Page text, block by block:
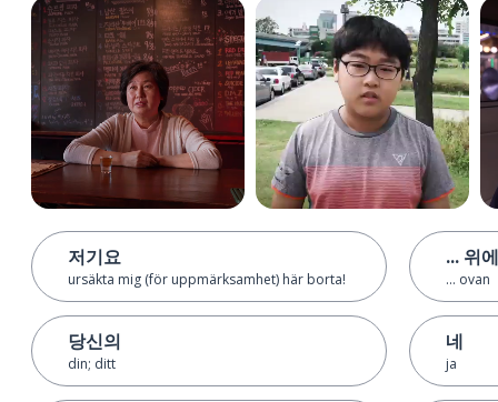
저기요
ursäkta mig (för uppmärksamhet) här borta!
당신의
din; ditt
... 위에
... ovan
네
ja